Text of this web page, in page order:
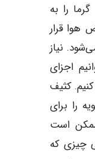
را به
هوا قرار
نیاز
اجزای
کثیف
را برای
است
چیزی که